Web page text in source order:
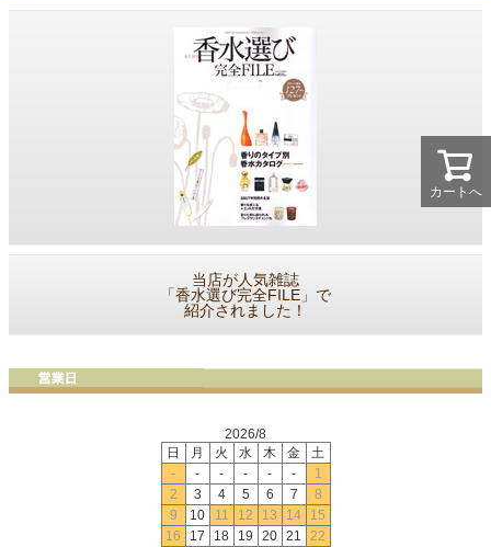
カートへ
当店が人気雑誌
「香水選び完全FILE」で
紹介されました！
2026/8
日
月 火 水 木 金
土
-
- - - - -
1
2
3 4 5 6 7
8
9
10 11 12 13 14
15
16
17 18 19 20 21 22